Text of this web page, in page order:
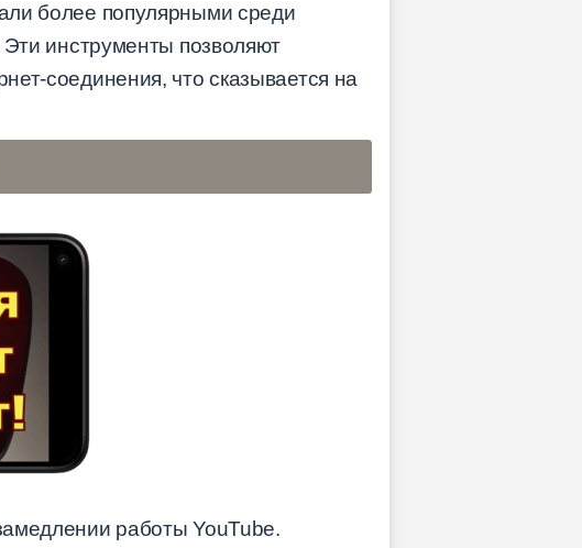
более популярными среди
Эти инструменты позволяют
соединения, что сказывается на
работы YouTube.